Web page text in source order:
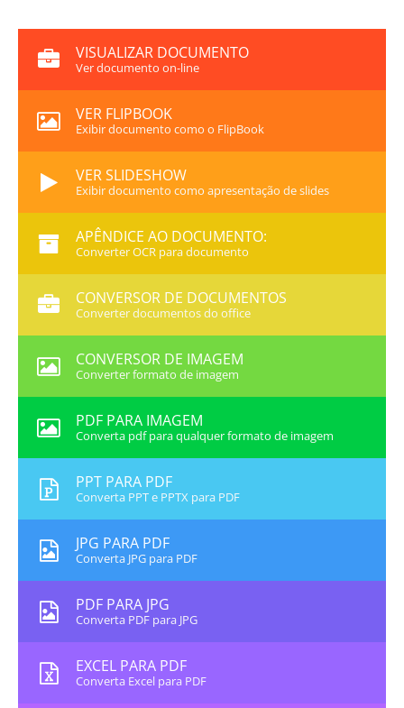
VISUALIZAR DOCUMENTO
Ver documento on-line
VER FLIPBOOK
Exibir documento como o FlipBook
VER SLIDESHOW
Exibir documento como apresentação de slides
APÊNDICE AO DOCUMENTO:
Converter OCR para documento
CONVERSOR DE DOCUMENTOS
Converter documentos do office
CONVERSOR DE IMAGEM
Converter formato de imagem
PDF PARA IMAGEM
Converta pdf para qualquer formato de imagem
PPT PARA PDF
Converta PPT e PPTX para PDF
JPG PARA PDF
Converta JPG para PDF
PDF PARA JPG
Converta PDF para JPG
EXCEL PARA PDF
Converta Excel para PDF